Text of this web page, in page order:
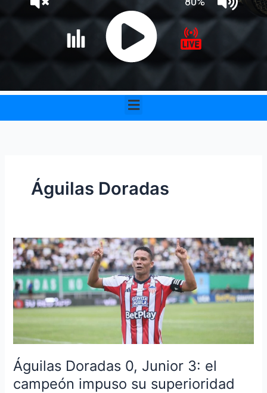
Menu
Águilas Doradas
Águilas Doradas 0, Junior 3: el
campeón impuso su superioridad
Águilas
Doradas
0,
Junior
3:
el
impuso
su
superioridad